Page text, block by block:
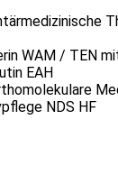
WAM / TEN
EAH
NDS HF